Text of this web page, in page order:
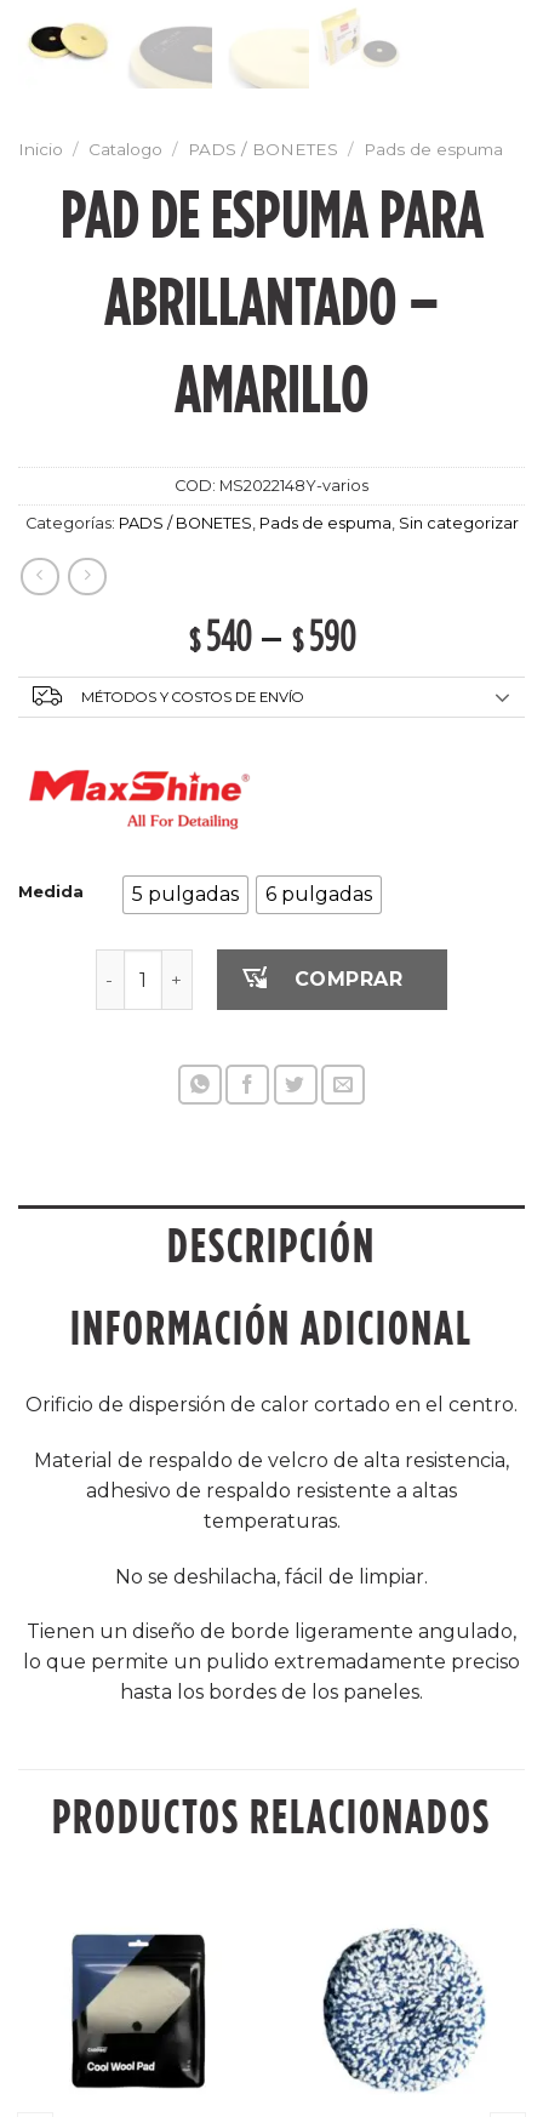
Inicio / Catalogo / PADS / BONETES / Pads de espuma
PAD DE ESPUMA PARA
ABRILLANTADO –
AMARILLO
COD: MS2022148Y-varios
Categorías: PADS / BONETES Pads de espuma Sin categorizar
$ 540– $ 590
MÉTODOS Y COSTOS DE ENVÍO
Medida 5 pulgadas 6 pulgadas
Pad De Espuma para Abrillantado - Amarillo
COMPRAR
DESCRIPCIÓN
INFORMACIÓN ADICIONAL
Orificio de dispersión de calor cortado en el centro.
Material de respaldo de velcro de alta resistencia,
adhesivo de respaldo resistente a altas
temperaturas.
No se deshilacha, fácil de limpiar.
Tienen un diseño de borde ligeramente angulado,
lo que permite un pulido extremadamente preciso
hasta los bordes de los paneles.
PRODUCTOS RELACIONADOS